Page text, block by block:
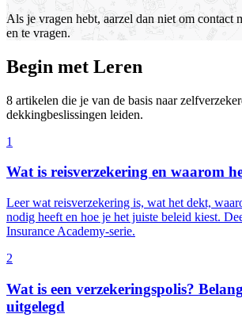
Als je vragen hebt, aarzel dan niet om contact
en te vragen.
Begin met Leren
8 artikelen die je van de basis naar
dekkingbeslissingen leiden.
1
Wat is reisverzekering en waarom
Leer wat reisverzekering is, wat het dekt,
nodig heeft en hoe je het juiste beleid kiest.
Insurance Academy-serie.
2
Wat is een verzekeringspolis?
uitgelegd